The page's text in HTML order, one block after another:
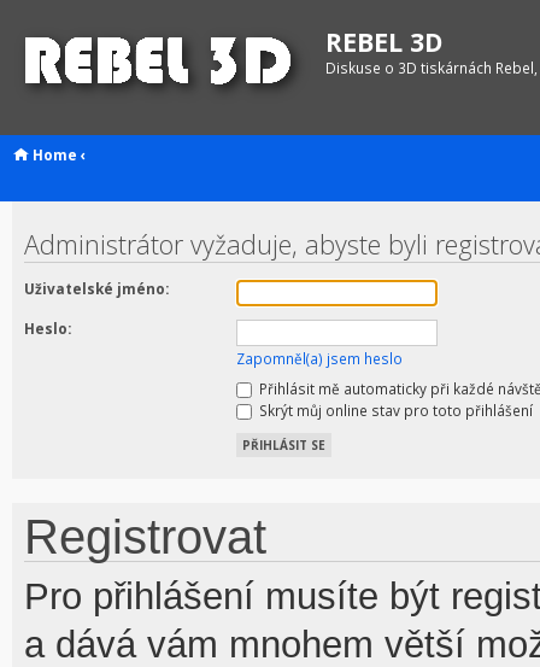
REBEL 3D
Diskuse o 3D tiskárnách
Home ‹
Administrátor vyžaduje, abyste byli
Uživatelské jméno:
Heslo:
Zapomněl(a) jsem heslo
Přihlásit mě automaticky při každé
Skrýt můj online stav pro toto přihlášení
Registrovat
Pro přihlášení musíte být
a dává vám mnohem větší